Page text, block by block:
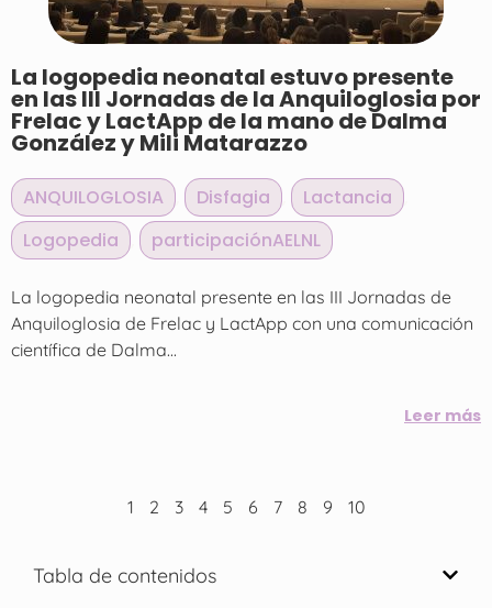
La logopedia neonatal estuvo presente
en las III Jornadas de la Anquiloglosia por
Frelac y LactApp de la mano de Dalma
González y Mili Matarazzo
ANQUILOGLOSIA Disfagia Lactancia
Logopedia
participaciónAELNL
La logopedia neonatal presente en las III Jornadas de
Anquiloglosia de Frelac y LactApp con una comunicación
científica de Dalma...
Leer más
1 2 3 4 5 6 7 8 9 10
Tabla de contenidos